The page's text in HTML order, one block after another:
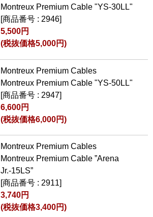
Montreux Premium Cable "YS-30LL"
[商品番号 : 2946]
5,500円
(税抜価格5,000円)
Montreux Premium Cables
Montreux Premium Cable "YS-50LL"
[商品番号 : 2947]
6,600円
(税抜価格6,000円)
Montreux Premium Cables
Montreux Premium Cable ”Arena
Jr.-15LS”
[商品番号 : 2911]
3,740円
(税抜価格3,400円)